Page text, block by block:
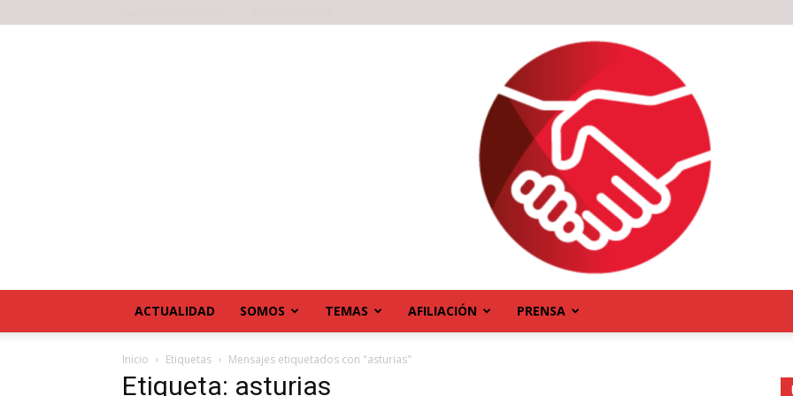
ACTUALIDAD SOMOS TEMAS AFILIACIÓN PRENSA
Inicio Etiquetas Mensajes etiquetados con "asturias"
Etiqueta: asturias